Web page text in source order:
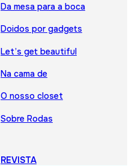
Da mesa para a boca
Doidos por gadgets
Let’s get beautiful
Na cama de
O nosso closet
Sobre Rodas
REVISTA